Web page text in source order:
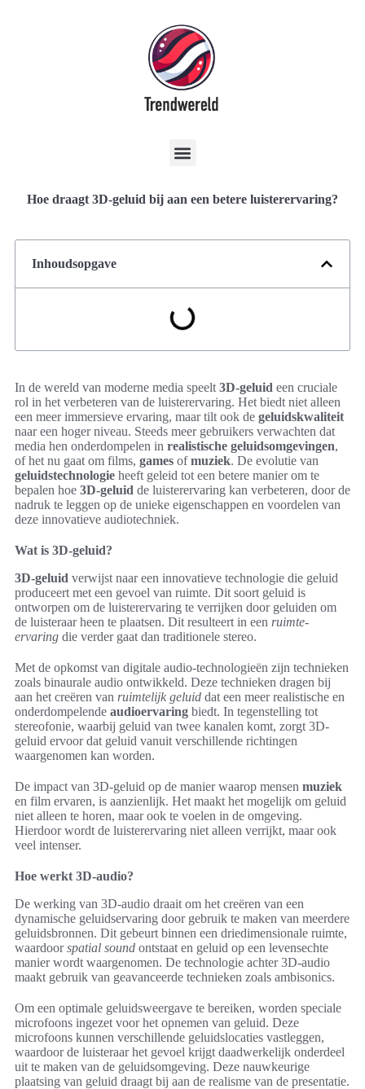
Hoe draagt 3D-geluid bij aan een betere luisterervaring?
Inhoudsopgave
In de wereld van moderne media speelt 3D-geluid een cruciale
rol in het verbeteren van de luisterervaring. Het biedt niet alleen
een meer immersieve ervaring, maar tilt ook de geluidskwaliteit
naar een hoger niveau. Steeds meer gebruikers verwachten dat
media hen onderdompelen in realistische geluidsomgevingen,
of het nu gaat om films, games ofmuziek. De evolutie van
geluidstechnologie heeft geleid tot een betere manier om te
bepalen hoe 3D-geluid de luisterervaring kan verbeteren, door de
nadruk te leggen op de unieke eigenschappen en voordelen van
deze innovatieve audiotechniek.
Wat is 3D-geluid?
3D-geluid verwijst naar een innovatieve technologie die geluid
produceert met een gevoel van ruimte. Dit soort geluid is
ontworpen om de luisterervaring te verrijken door geluiden om
de luisteraar heen te plaatsen. Dit resulteert in een ruimte-
ervaring die verder gaat dan traditionele stereo.
Met de opkomst van digitale audio-technologieën zijn technieken
zoals binaurale audio ontwikkeld. Deze technieken dragen bij
aan het creëren van ruimtelijk geluid dat een meer realistische en
onderdompelende audioervaring biedt. In tegenstelling tot
stereofonie, waarbij geluid van twee kanalen komt, zorgt 3D-
geluid ervoor dat geluid vanuit verschillende richtingen
waargenomen kan worden.
De impact van 3D-geluid op de manier waarop mensen muziek
en film ervaren, is aanzienlijk. Het maakt het mogelijk om geluid
niet alleen te horen, maar ook te voelen in de omgeving.
Hierdoor wordt de luisterervaring niet alleen verrijkt, maar ook
veel intenser.
Hoe werkt 3D-audio?
De werking van 3D-audio draait om het creëren van een
dynamische geluidservaring door gebruik te maken van meerdere
geluidsbronnen. Dit gebeurt binnen een driedimensionale ruimte,
waardoorspatial sound ontstaat en geluid op een levensechte
manier wordt waargenomen. De technologie achter 3D-audio
maakt gebruik van geavanceerde technieken zoals ambisonics.
Om een optimale geluidsweergave te bereiken, worden speciale
microfoons ingezet voor het opnemen van geluid. Deze
microfoons kunnen verschillende geluidslocaties vastleggen,
waardoor de luisteraar het gevoel krijgt daadwerkelijk onderdeel
uit te maken van de geluidsomgeving. Deze nauwkeurige
plaatsing van geluid draagt bij aan de realisme van de presentatie.